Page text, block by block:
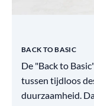
BACK TO BASIC
De "Back to
tussen tijdloos
duurzaamheid.